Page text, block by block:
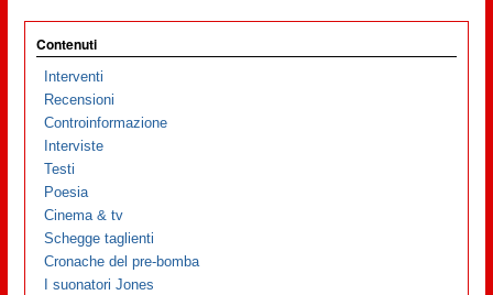
Contenuti
Interventi
Recensioni
Controinformazione
Interviste
Testi
Poesia
Cinema & tv
Schegge taglienti
Cronache del pre-bomba
I suonatori Jones